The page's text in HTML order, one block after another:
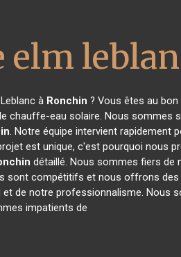
elm
à Ronchin ? Vous êtes au
chauffe-eau solaire. Nous sommes
. Notre équipe intervient rapidement
est unique, c'est pourquoi nous
détaillé. Nous sommes fiers de
sont compétitifs et nous offrons
de notre professionnalisme. Nous
impatients de